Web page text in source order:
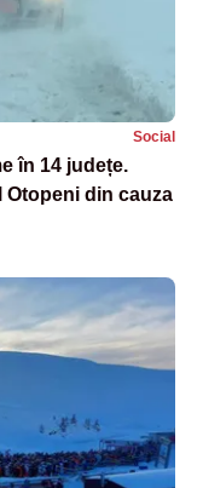
Social
în 14 județe.
din cauza